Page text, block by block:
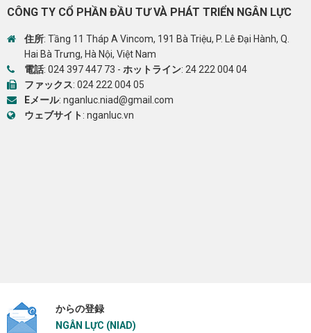
CÔNG TY CỔ PHẦN ĐẦU TƯ VÀ PHÁT TRIỂN NGÂN LỰC
住所: Tầng 11 Tháp A Vincom, 191 Bà Triệu, P. Lê Đại Hành, Q.
Hai Bà Trưng, Hà Nội, Việt Nam
電話: 024 397 447 73 - ホットライン: 24 222 004 04
ファックス: 024 222 004 05
Eメール: nganluc.niad@gmail.com
ウェブサイト: nganluc.vn
からの登録
NGÂN LỰC (NIAD)